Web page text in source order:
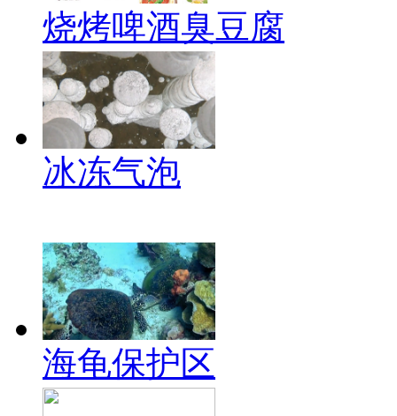
烧烤啤酒臭豆腐
冰冻气泡
海龟保护区